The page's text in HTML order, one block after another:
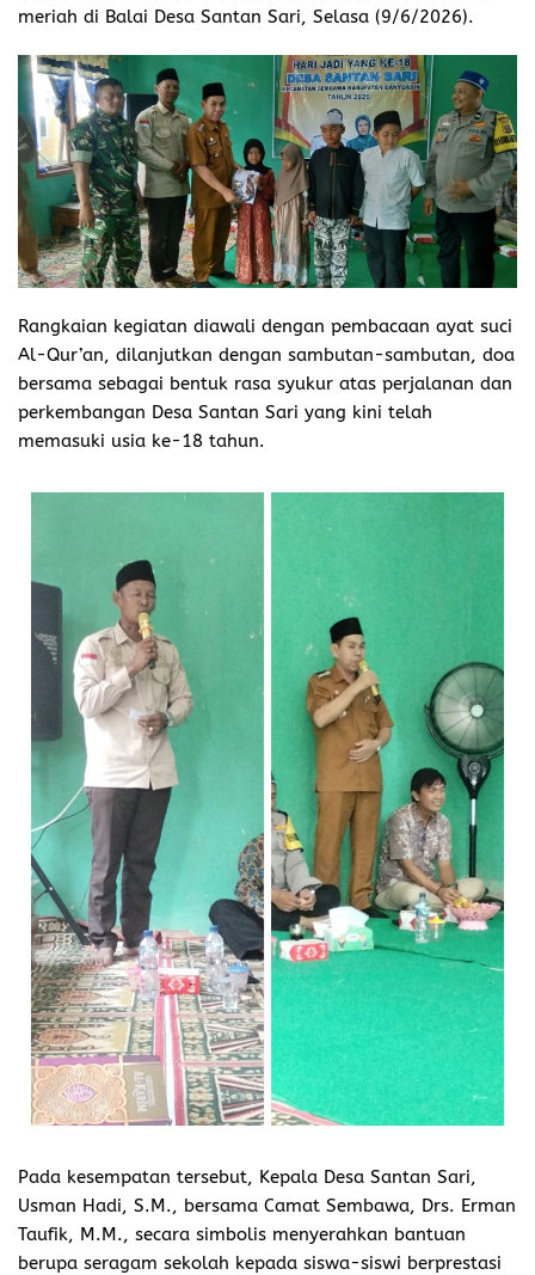
meriah di Balai Desa Santan Sari, Selasa (9/6/2026).
Rangkaian kegiatan diawali dengan pembacaan ayat suci
Al-Qur’an, dilanjutkan dengan sambutan-sambutan, doa
bersama sebagai bentuk rasa syukur atas perjalanan dan
perkembangan Desa Santan Sari yang kini telah
memasuki usia ke-18 tahun.
Pada kesempatan tersebut, Kepala Desa Santan Sari,
Usman Hadi, S.M., bersama Camat Sembawa, Drs. Erman
Taufik, M.M., secara simbolis menyerahkan bantuan
berupa seragam sekolah kepada siswa-siswi berprestasi